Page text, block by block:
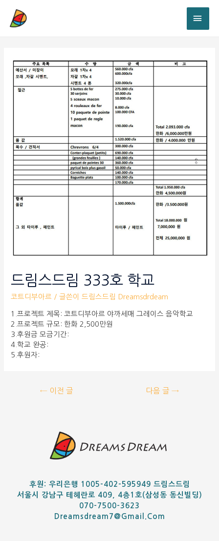
드림스드림 333호 학교
코트디부아르 / 글쓴이 드림스드림 Dreamsdrdeam
1.프로젝트 제목: 코트디부아르 야까세매 그레이스 음악학교
2.프로젝트 규모: 한화 2,500만원
3.후원금 모금기간:
4.학교 완공:
5.후원자:
←이전 글 다음 글→
후원: 우리은행 1005-402-595949 드림스드림
서울시 강남구 테헤란로 409, 4층1호(삼성동 동신빌딩)
070-7500-3623
Dreamsdream7@gmail.com